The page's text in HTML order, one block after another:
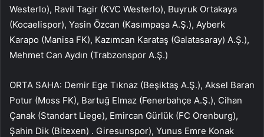
Westerlo), Ravil Tagir (KVC Westerlo), Buyruk Ortakaya
(Kocaelispor), Yasin Özcan (Kasımpaşa A.Ş.), Ayberk
Karapo (Manisa FK), Kazımcan Karataş (Galatasaray) A.Ş.),
Mehmet Can Aydın (Trabzonspor A.Ş.)
ORTA SAHA: Demir Ege Tıknaz (Beşiktaş A.Ş.), Aksel Baran
Potur (Moss FK), Bartuğ Elmaz (Fenerbahçe A.Ş.), Cihan
Çanak (Standart Liege), Emircan Gürlük (FC Orenburg),
Şahin Dik (Bitexen) . Giresunspor), Yunus Emre Konak